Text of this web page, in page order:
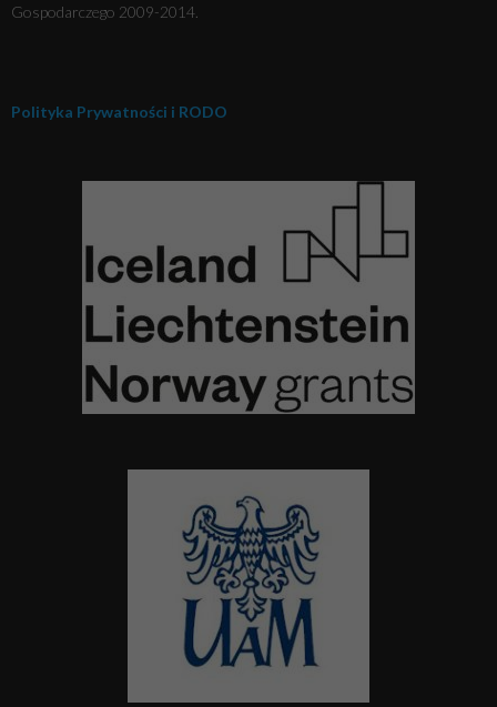
Gospodarczego 2009-2014.
Polityka Prywatności i RODO